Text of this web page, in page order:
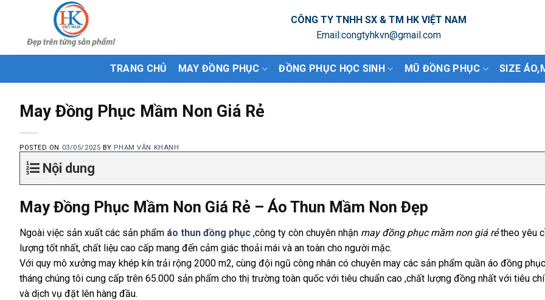
content
CÔNG TY TNHH SX & TM HK VIỆT NAM
Email:congtyhkvn@gmail.com
TRANG CHỦ MAY ĐỒNG PHỤC ĐỒNG PHỤC HỌC SINH MŨ ĐỒNG PHỤC SIZE
May Đồng Phục Mầm Non Giá Rẻ
POSTED ON 03/05/2025 BY PHẠM VĂN KHANH
Nội dung
May Đồng Phục Mầm Non Giá Rẻ – Áo Thun Mầm Non Đẹp
Ngoài việc sản xuất các sản phẩm áo thun đồng phục ,công ty còn chuyên nhận may đồng phục mầm non giá rẻtheo yêu
lượng tốt nhất, chất liệu cao cấp mang đến cảm giác thoải mái và an toàn cho người mặc.
Với quy mô xưởng may khép kín trải rộng 2000 m2, cùng đội ngũ công nhân có chuyên may các sản phẩm quần áo đồng
tháng chúng tôi cung cấp trên 65.000 sản phẩm cho thị trường toàn quốc với tiêu chuẩn cao ,chất lượng đồng nhất với tiêu
và dịch vụ đặt lên hàng đầu.